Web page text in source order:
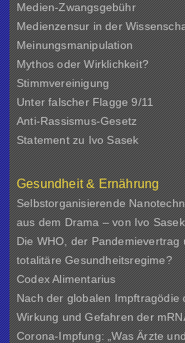
Medien-Zwangsgebühr
Medienzensur in der
Meinungsmanipulation
Mythos oder Wirklichkeit?
Stimmvereinigung
Unter falscher Flagge 9/11
Anti-Rassismus-Gesetz
Statement zu Ivo Sasek
Gesundheit & Ernährung
Selbstorganisierende
aus dem Drama – von Ivo Sasek
Die WHO, der
totalitäre Gesundheitsregime?
Codex Alimentarius
Nach der globalen Impftragödie
Wirkung und Gefahren der
Corona-Impfung: „Was Ärzte